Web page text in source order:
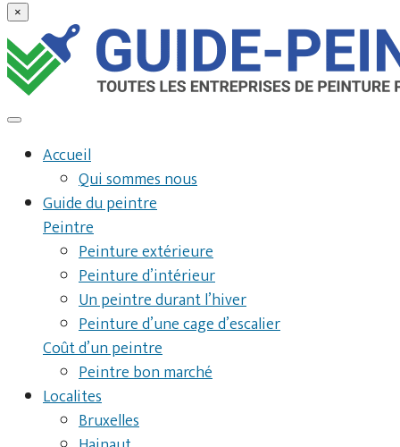
×
Accueil
Qui sommes nous
Guide du peintre
Peintre
Peinture extérieure
Peinture d’intérieur
Un peintre durant l’hiver
Peinture d’une cage d’escalier
Coût d’un peintre
Peintre bon marché
Localites
Bruxelles